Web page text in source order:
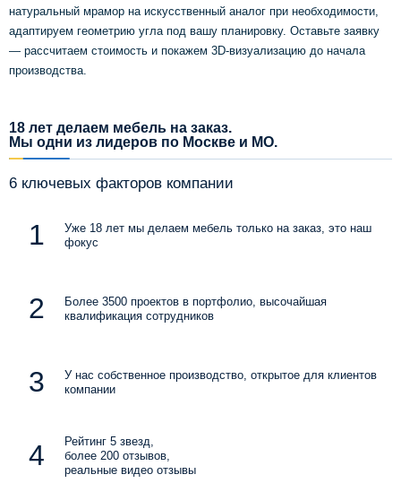
натуральный мрамор на искусственный аналог при необходимости,
адаптируем геометрию угла под вашу планировку. Оставьте заявку
— рассчитаем стоимость и покажем 3D-визуализацию до начала
производства.
18 лет делаем мебель на заказ.
Мы одни из лидеров по Москве и МО.
6 ключевых факторов компании
Уже 18 лет мы делаем мебель только на заказ, это наш
фокус
Более 3500 проектов в портфолио, высочайшая
квалификация сотрудников
У нас собственное производство, открытое для клиентов
компании
Рейтинг 5 звезд,
более 200 отзывов,
реальные видео отзывы